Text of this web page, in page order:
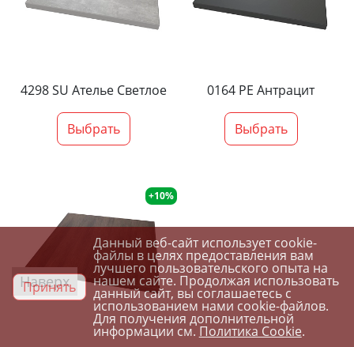
4298 SU Ателье Светлое
Выбрать
0164 PE Антрацит
Выбрать
+10%
Наверх
Принять
Данный веб-сайт использует cookie-
файлы в целях предоставления вам
лучшего пользовательского опыта на
нашем сайте. Продолжая использовать
данный сайт, вы соглашаетесь с
использованием нами cookie-файлов.
Для получения дополнительной
информации см.Политика Cookie.